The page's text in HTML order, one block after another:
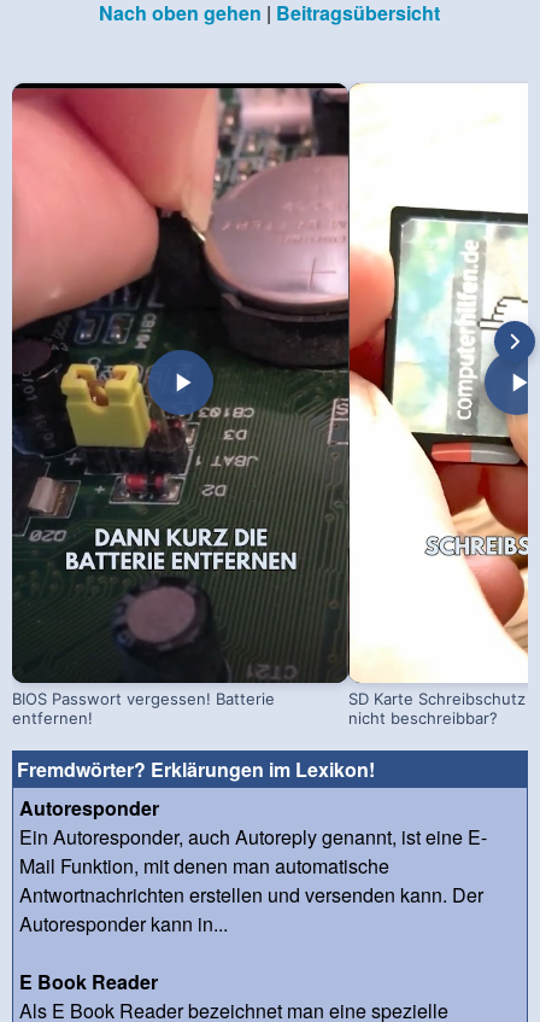
Nach oben gehen | Beitragsübersicht
BIOS Passwort vergessen! Batterie
entfernen!
SD Karte Schreibschutz
nicht beschreibbar?
Fremdwörter? Erklärungen im Lexikon!
Autoresponder
Ein Autoresponder, auch Autoreply genannt, ist eine E-
Mail Funktion, mit denen man automatische
Antwortnachrichten erstellen und versenden kann. Der
Autoresponder kann in...
E Book Reader
Als E Book Reader bezeichnet man eine spezielle